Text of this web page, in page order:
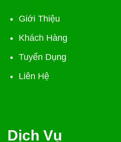
Giới Thiệu
Khách Hàng
Tuyển Dụng
Liên Hệ
Dịch Vụ